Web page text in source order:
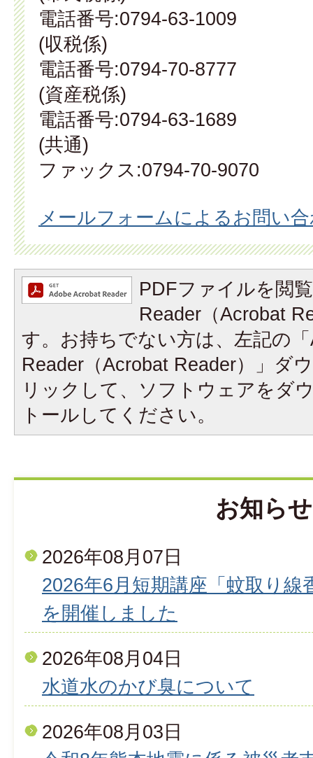
電話番号:0794-63-1009
(収税係)
電話番号:0794-70-8777
(資産税係)
電話番号:0794-63-1689
(共通)
ファックス:0794-70-9070
メールフォームによるお問い
PDFファイルを閲
Reader（Acrobat
す。お持ちでない方は、左記の
Reader（Acrobat Reader）」ダ
リックして、ソフトウェアをダ
トールしてください。
お知らせ
2026年08月07日
2026年6月短期講座「蚊取り
を開催しました
2026年08月04日
水道水のかび臭について
2026年08月03日